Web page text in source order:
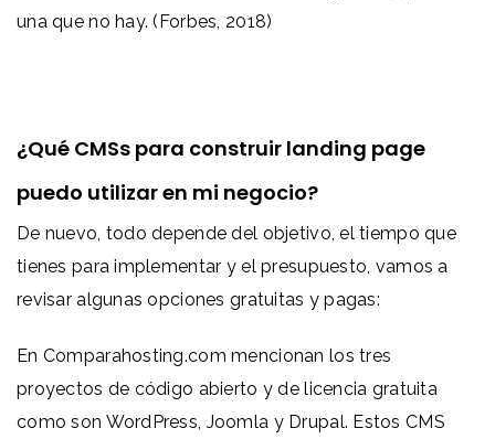
una que no hay. (Forbes, 2018)
¿Qué CMSs para construir landing page
puedo utilizar en mi negocio?
De nuevo, todo depende del objetivo, el tiempo que
tienes para implementar y el presupuesto, vamos a
revisar algunas opciones gratuitas y pagas:
En Comparahosting.com mencionan los tres
proyectos de código abierto y de licencia gratuita
como son WordPress, Joomla y Drupal. Estos CMS